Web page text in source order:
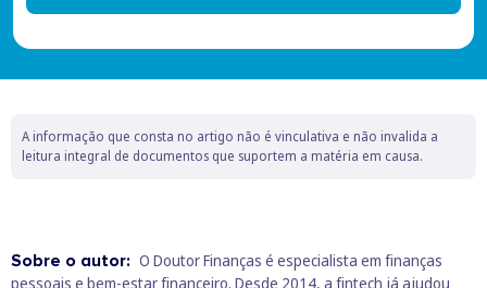
A informação que consta no artigo não é vinculativa e não invalida a
leitura integral de documentos que suportem a matéria em causa.
Sobre o autor: O Doutor Finanças é especialista em finanças
pessoais e bem‑estar financeiro. Desde 2014, a fintech já ajudou